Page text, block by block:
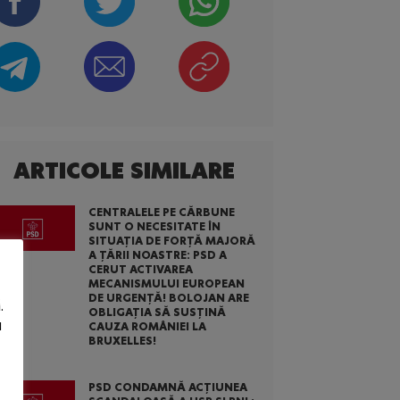
ARTICOLE SIMILARE
CENTRALELE PE CĂRBUNE
SUNT O NECESITATE ÎN
SITUAȚIA DE FORȚĂ MAJORĂ
A ȚĂRII NOASTRE: PSD A
CERUT ACTIVAREA
MECANISMULUI EUROPEAN
DE URGENȚĂ! BOLOJAN ARE
OBLIGAȚIA SĂ SUSȚINĂ
CAUZA ROMÂNIEI LA
BRUXELLES!
PSD CONDAMNĂ ACȚIUNEA